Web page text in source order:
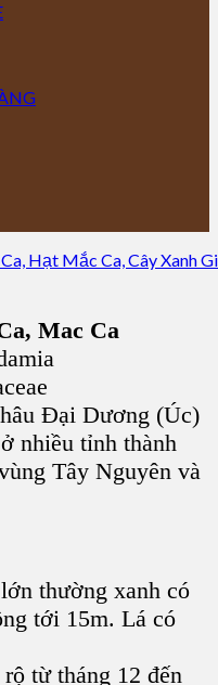
Mac Ca
Đại Dương (Úc)
nhiều tỉnh thành
Tây Nguyên và
thường xanh có
tới 15m. Lá có
từ tháng 12 đến